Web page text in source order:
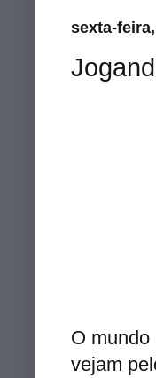
sexta-
O
vejam